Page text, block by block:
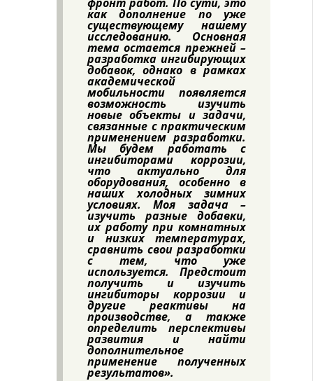
как дополнение по уже
существующему нашему
исследованию. Основная
тема остается прежней –
разработка ингибирующих
добавок, однако в рамках
академической
мобильности появляется
возможность изучить
новые объекты и задачи,
связанные с практическим
применением разработки.
Мы будем работать с
ингибиторами коррозии,
что актуально для
оборудования, особенно в
наших холодных зимних
условиях. Моя задача –
изучить разные добавки,
их работу при комнатных
и низких температурах,
сравнить свои разработки
с тем, что уже
используется. Предстоит
получить и изучить
ингибиторы коррозии и
другие реактивы на
производстве, а также
определить перспективы
развития и найти
дополнительное
применение полученных
результатов».